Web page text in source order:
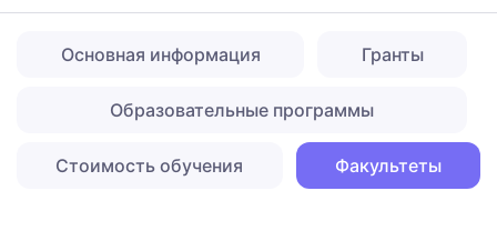
Основная информация Гранты
Образовательные программы
Стоимость обучения Факультеты